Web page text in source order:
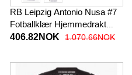
RB Leipzig Antonio Nusa #7
Fotballklær Hjemmedrakt
2025-26 Kortermet
406.82NOK 1.070.66NOK